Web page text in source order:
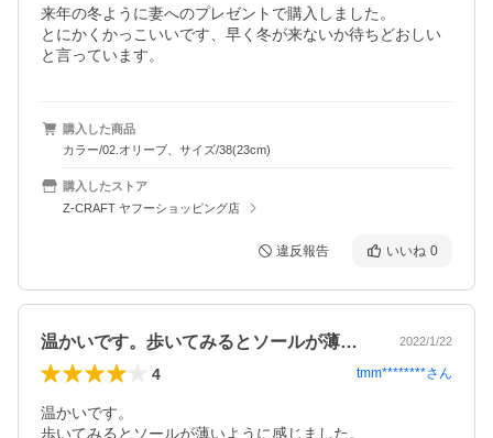
来年の冬ように妻へのプレゼントで購入しました。
とにかくかっこいいです、早く冬が来ないか待ちどおしい
と言っています。
購入した商品
カラー/02.オリーブ、サイズ/38(23cm)
購入したストア
Z-CRAFT ヤフーショッピング店
違反報告 いいね 0
温かいです。歩いてみるとソールが薄いよ… 2022/1/22
4 tmm********さん
温かいです。
歩いてみるとソールが薄いように感じました。